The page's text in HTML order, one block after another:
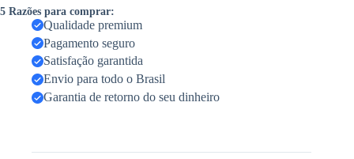
5 Razões para comprar:
Qualidade premium
Pagamento seguro
Satisfação garantida
Envio para todo o Brasil
Garantia de retorno do seu dinheiro